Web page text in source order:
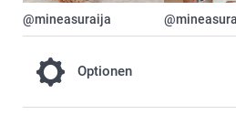
@mineasuraija
Optionen